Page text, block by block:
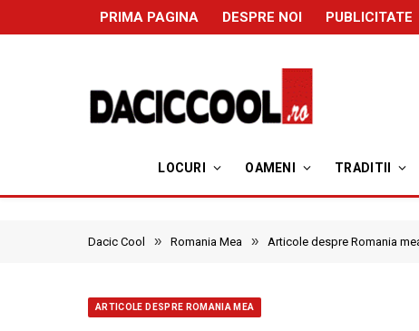
PRIMA PAGINA DESPRE NOI PUBLICITATE
LOCURI OAMENI TRADITII
Dacic Cool » Romania Mea » Articole despre Romania
ARTICOLE DESPRE ROMANIA MEA